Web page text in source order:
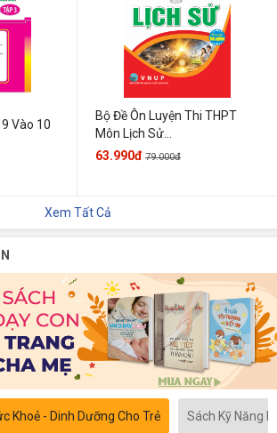
Vào 10
Bộ Đề Ôn Luyện Thi THPT
Môn Lịch Sử...
63.990đ 79.000đ
Xem Tất Cả
Khoẻ - Dinh Dưỡng Cho Trẻ Sách Kỹ Năng